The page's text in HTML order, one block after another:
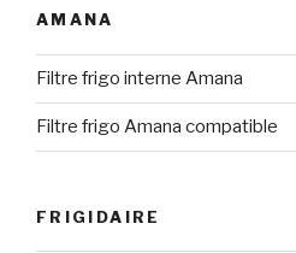
AMANA
Filtre frigo interne Amana
Filtre frigo Amana compatible
FRIGIDAIRE